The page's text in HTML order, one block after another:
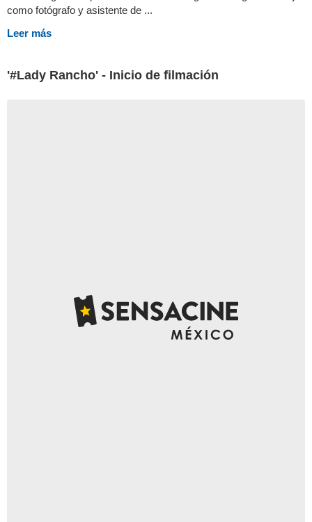
como fotógrafo y asistente de ...
Leer más
'#Lady Rancho' - Inicio de filmación